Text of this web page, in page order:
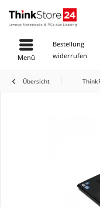
Bestellung
widerrufen
Menü
Übersicht